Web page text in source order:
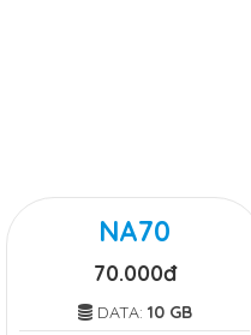
NA70
70.000đ
DATA: 10 GB